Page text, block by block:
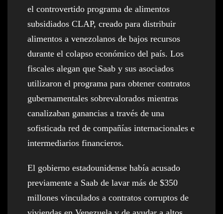
el controvertido programa de alimentos
subsidiados CLAP, creado para distribuir
alimentos a venezolanos de bajos recursos
durante el colapso económico del país. Los
fiscales alegan que Saab y sus asociados
utilizaron el programa para obtener contratos
gubernamentales sobrevalorados mientras
canalizaban ganancias a través de una
sofisticada red de compañías internacionales e
intermediarios financieros.
El gobierno estadounidense había acusado
previamente a Saab de lavar más de $350
millones vinculados a contratos corruptos de